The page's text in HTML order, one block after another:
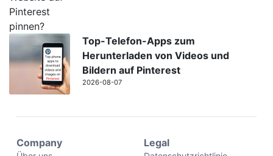
Top-Telefon-Apps zum
Herunterladen von Videos und
Bildern auf Pinterest
2026-08-07
Company Legal